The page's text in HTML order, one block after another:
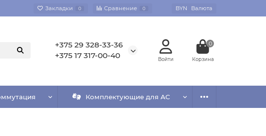
Закладки 0 Сравнение 0 BYN Валюта
+375 29 328-33-36
+375 17 317-00-40
0
Комплектующие для АС